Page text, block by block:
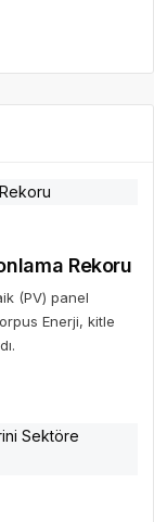
Rekoru
(PV) panel
Enerji, kitle